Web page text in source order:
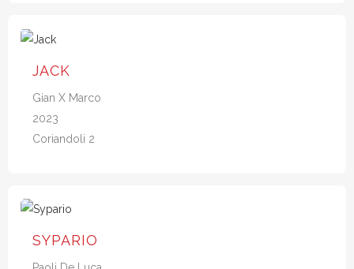
JACK
Gian X Marco
2023
Coriandoli 2
SYPARIO